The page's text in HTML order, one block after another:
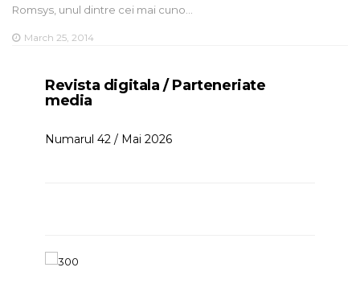
Romsys, unul dintre cei mai cuno…
March 25, 2014
Revista digitala / Parteneriate
media
Numarul 42 / Mai 2026